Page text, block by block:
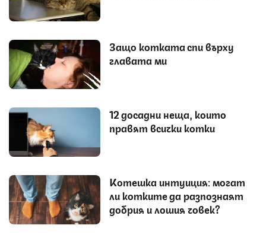
Защо котката спи върху
главата ми
12 досадни неща, които
правят всички котки
Котешка интуиция: могат
ли котките да разпознаят
добрия и лошия човек?